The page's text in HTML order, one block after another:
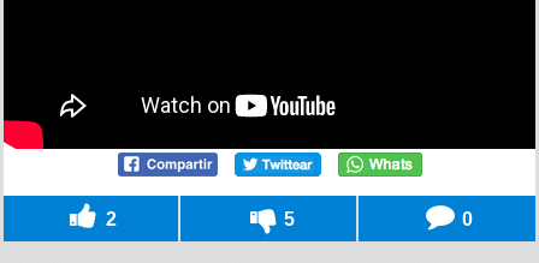
2 5 0